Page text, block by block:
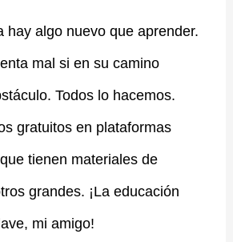
hay algo nuevo que aprender.
mal si en su camino
Todos lo hacemos.
gratuitos en plataformas
tienen materiales de
grandes. ¡La educación
mi amigo!